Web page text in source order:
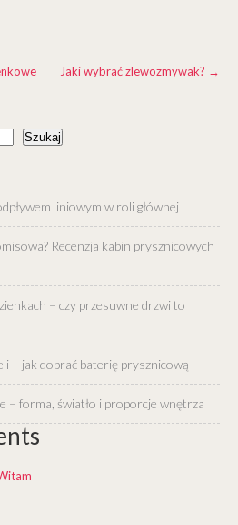
Jaki wybrać zlewozmywak? →
Szukaj
liniowym w roli głównej
Recenzja kabin prysznicowych
– czy przesuwne drzwi to
– jak dobrać baterię prysznicową
– forma, światło i proporcje wnętrza